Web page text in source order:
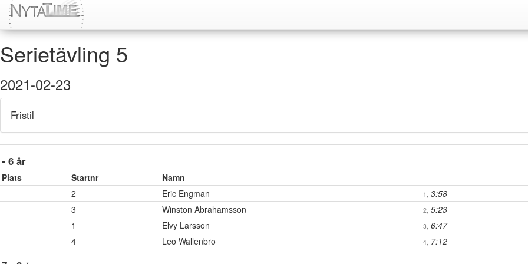
Serietävling 5
2021-02-23
Fristil
- 6 år
Plats Startnr
Namn
2
Eric Engman 1, 3:58
3
Winston Abrahamsson 2, 5:23
1
Elvy Larsson 3, 6:47
4
Leo Wallenbro 4, 7:12